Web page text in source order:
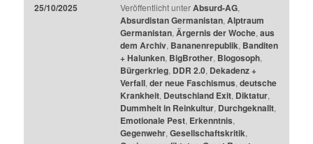
25/10/2025 Veröffentlicht unter Absurd-AG,
Absurdistan Germanistan, Alptraum
Germanistan, Ärgernis der Woche, aus
dem Archiv, Bananenrepublik, Banditen
+ Halunken, BigBrother, Blogosoph,
Bürgerkrieg, DDR 2.0, Dekadenz +
Verfall, der neue Faschismus, deutsche
Krankheit, Deutschland Exit, Diktatur,
Dummheit in Reinkultur, Durchgeknallt,
Emotionale Pest, Erkenntnis,
Gegenwehr, Gesellschaftskritik,